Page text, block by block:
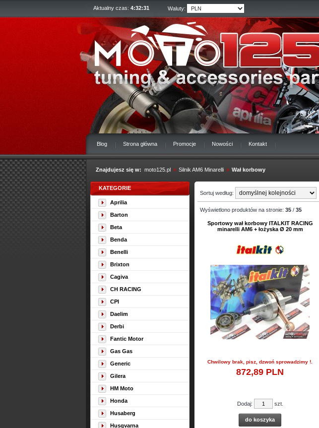
Aktualny czas: 4:32:32 Waluty:
Blog Strona główna Promocje Nowości Kontakt
Znajdujesz się w: moto125.pl » Silnik AM6 Minarelli » Wał korbowy
KATEGORIE
Aprilia
Barton
Beta
Benda
Benelli
Brixton
Cagiva
CH RACING
CPI
Daelim
Derbi
Fantic Motor
Gas Gas
Generic
Gilera
HM Moto
Honda
Husaberg
Husqvarna
Sortuj według:
Wyświetlono produktów na stronie: 35 / 35
Sportowy wał korbowy ITALKIT RACING
minarelli AM6 + łożyska Ø 20 mm
Chwilowy brak, pisz, dzwoń sprowadzimy !.
872,89 PLN
Dodaj: szt.
do koszyka